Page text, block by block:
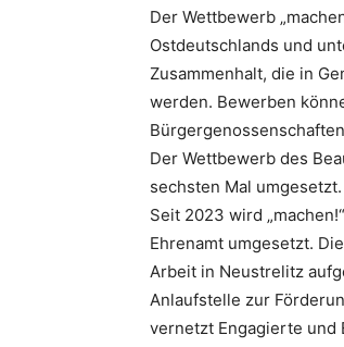
Der Wettbewerb
Ostdeutschlands und
Zusammenhalt, die in
werden. Bewerben
Der Wettbewerb des
sechsten Mal
Seit 2023 wird
Ehrenamt umgesetzt.
Arbeit in Neustrelitz
Anlaufstelle zur
vernetzt Engagierte und